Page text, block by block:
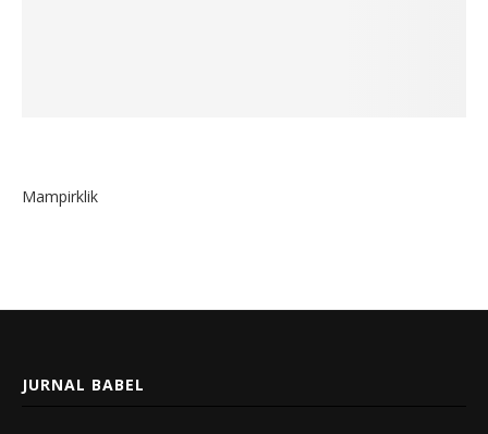
Mampirklik
JURNAL BABEL